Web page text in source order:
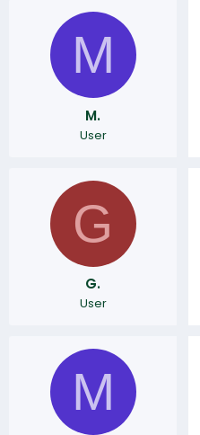
M
M.
User
G
G.
User
M